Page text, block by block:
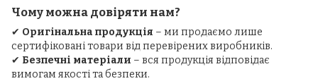
Чому можна довіряти нам?
✔ Оригінальна продукція – ми продаємо лише
сертифіковані товари від перевірених виробників.
✔ Безпечні матеріали – вся продукція відповідає
вимогам якості та безпеки.